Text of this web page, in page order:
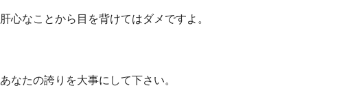
肝心なことから目を背けてはダメですよ。
あなたの誇りを大事にして下さい。